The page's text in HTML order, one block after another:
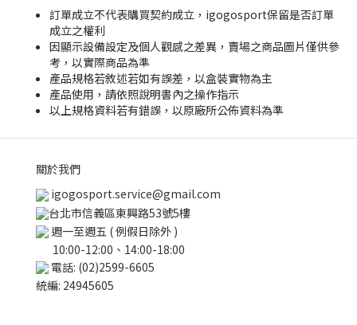
訂單成立不代表購買契約成立，igogosport保留是否訂單
成立之權利
因顯示設備設定及個人觀感之差異，賣場之商品圖片僅供參
考，以實際商品為準
產品規格若敘述若如有誤差，以盒裝實物為主
產品使用，請依照說明書內之操作指示
以上規格資料若有錯誤，以原廠所公佈資料為準
關於我們
igogosport.service@gmail.com
台北市信義區東興路53號5樓
週一至週五 ( 例假日除外 )
10:00-12:00、14:00-18:00
電話: (02)2599-6605
統編: 24945605